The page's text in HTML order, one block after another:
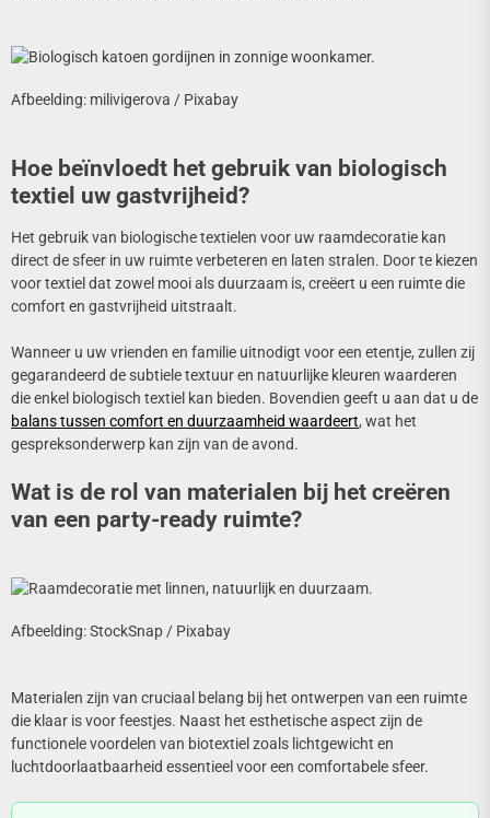
Afbeelding: milivigerova / Pixabay
Hoe beïnvloedt het gebruik van biologisch
textiel uw gastvrijheid?
Het gebruik van biologische textielen voor uw raamdecoratie kan
direct de sfeer in uw ruimte verbeteren en laten stralen. Door te kiezen
voor textiel dat zowel mooi als duurzaam is, creëert u een ruimte die
comfort en gastvrijheid uitstraalt.
Wanneer u uw vrienden en familie uitnodigt voor een etentje, zullen zij
gegarandeerd de subtiele textuur en natuurlijke kleuren waarderen
die enkel biologisch textiel kan bieden. Bovendien geeft u aan dat u de
balans tussen comfort en duurzaamheid waardeert, wat het
gespreksonderwerp kan zijn van de avond.
Wat is de rol van materialen bij het creëren
van een party-ready ruimte?
Afbeelding: StockSnap / Pixabay
Materialen zijn van cruciaal belang bij het ontwerpen van een ruimte
die klaar is voor feestjes. Naast het esthetische aspect zijn de
functionele voordelen van biotextiel zoals lichtgewicht en
luchtdoorlaatbaarheid essentieel voor een comfortabele sfeer.